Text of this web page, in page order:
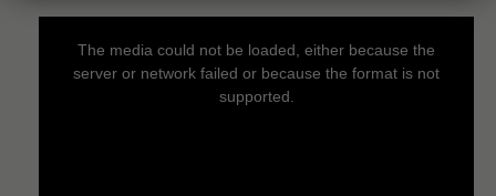
The media could not be loaded, either because the
server or network failed or because the format is not
supported.